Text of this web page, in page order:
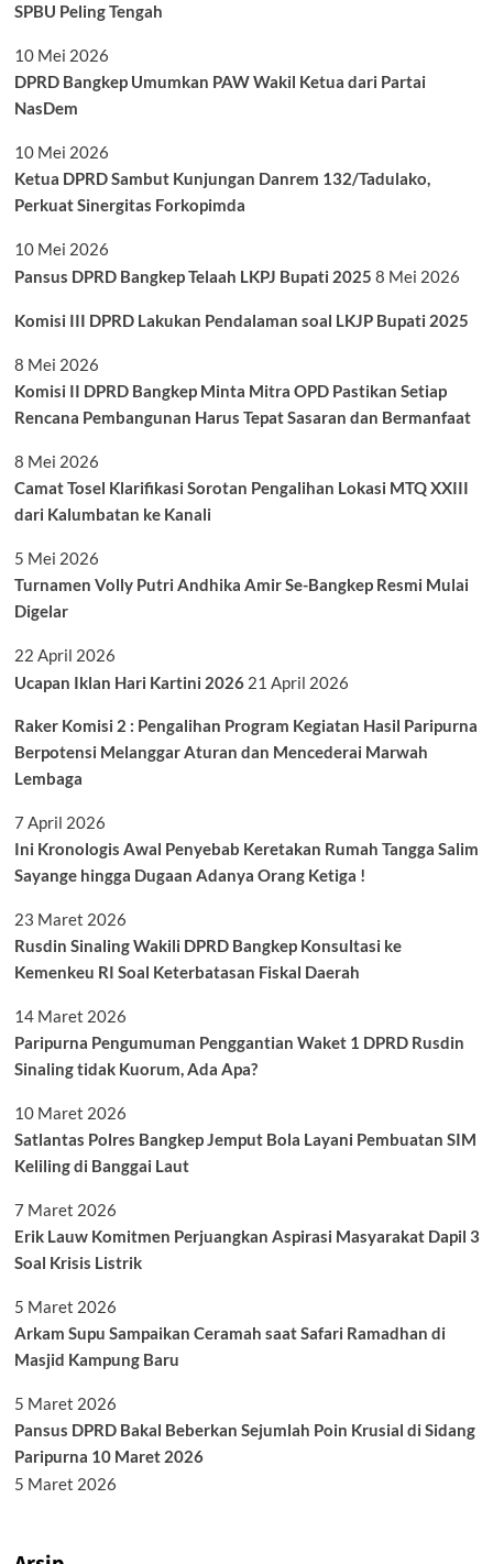
SPBU Peling Tengah
10 Mei 2026
DPRD Bangkep Umumkan PAW Wakil Ketua dari Partai
NasDem
10 Mei 2026
Ketua DPRD Sambut Kunjungan Danrem 132/Tadulako,
Perkuat Sinergitas Forkopimda
10 Mei 2026
Pansus DPRD Bangkep Telaah LKPJ Bupati 2025 8 Mei 2026
Komisi III DPRD Lakukan Pendalaman soal LKJP Bupati 2025
8 Mei 2026
Komisi II DPRD Bangkep Minta Mitra OPD Pastikan Setiap
Rencana Pembangunan Harus Tepat Sasaran dan Bermanfaat
8 Mei 2026
Camat Tosel Klarifikasi Sorotan Pengalihan Lokasi MTQ XXIII
dari Kalumbatan ke Kanali
5 Mei 2026
Turnamen Volly Putri Andhika Amir Se-Bangkep Resmi Mulai
Digelar
22 April 2026
Ucapan Iklan Hari Kartini 2026 21 April 2026
Raker Komisi 2 : Pengalihan Program Kegiatan Hasil Paripurna
Berpotensi Melanggar Aturan dan Mencederai Marwah
Lembaga
7 April 2026
Ini Kronologis Awal Penyebab Keretakan Rumah Tangga Salim
Sayange hingga Dugaan Adanya Orang Ketiga !
23 Maret 2026
Rusdin Sinaling Wakili DPRD Bangkep Konsultasi ke
Kemenkeu RI Soal Keterbatasan Fiskal Daerah
14 Maret 2026
Paripurna Pengumuman Penggantian Waket 1 DPRD Rusdin
Sinaling tidak Kuorum, Ada Apa?
10 Maret 2026
Satlantas Polres Bangkep Jemput Bola Layani Pembuatan SIM
Keliling di Banggai Laut
7 Maret 2026
Erik Lauw Komitmen Perjuangkan Aspirasi Masyarakat Dapil 3
Soal Krisis Listrik
5 Maret 2026
Arkam Supu Sampaikan Ceramah saat Safari Ramadhan di
Masjid Kampung Baru
5 Maret 2026
Pansus DPRD Bakal Beberkan Sejumlah Poin Krusial di Sidang
Paripurna 10 Maret 2026
5 Maret 2026